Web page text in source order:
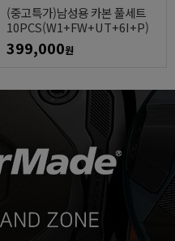
(중고특가)남성용 카본 풀세트
10PCS(W1+FW+UT+6I+P)
399,000원